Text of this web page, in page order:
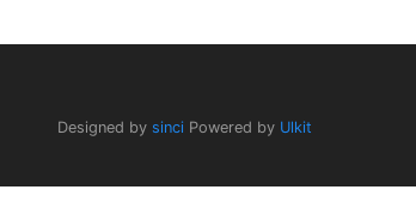
Designed by sinciPowered by Ulkit